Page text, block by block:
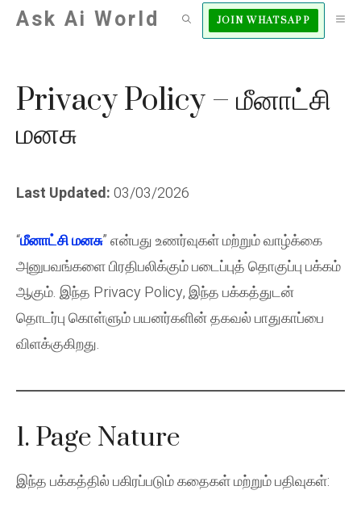
SkipAsk Ai World JOIN WHATSAPP
Privacy Policy – மீனாட்சி
மனசு
Last Updated:03/03/2026
“மீனாட்சி மனசு” என்பது உணர்வுகள் மற்றும் வாழ்க்கை
அனுபவங்களை பிரதிபலிக்கும் படைப்புத் தொகுப்பு பக்கம்
ஆகும். இந்த Privacy Policy, இந்த பக்கத்துடன்
தொடர்பு கொள்ளும் பயனர்களின் தகவல் பாதுகாப்பை
விளக்குகிறது.
1. Page Nature
இந்த பக்கத்தில் பகிரப்படும் கதைகள் மற்றும் பதிவுகள்: